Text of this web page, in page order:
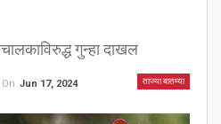
गुन्हा दाखल
ताज्या बातम्या
On Jun 17, 2024